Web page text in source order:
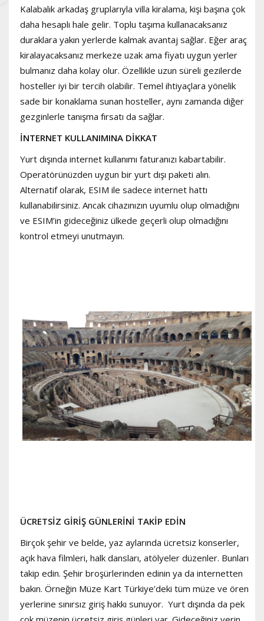
Kalabalık arkadaş gruplarıyla villa kiralama, kişi başına çok
daha hesaplı hale gelir. Toplu taşıma kullanacaksanız
duraklara yakın yerlerde kalmak avantaj sağlar. Eğer araç
kiralayacaksanız merkeze uzak ama fiyatı uygun yerler
bulmanız daha kolay olur. Özellikle uzun süreli gezilerde
hosteller iyi bir tercih olabilir. Temel ihtiyaçlara yönelik
sade bir konaklama sunan hosteller, aynı zamanda diğer
gezginlerle tanışma fırsatı da sağlar.
İNTERNET KULLANIMINA DİKKAT
Yurt dışında internet kullanımı faturanızı kabartabilir.
Operatörünüzden uygun bir yurt dışı paketi alın.
Alternatif olarak, ESIM ile sadece internet hattı
kullanabilirsiniz. Ancak cihazınızın uyumlu olup olmadığını
ve ESIM’in gideceğiniz ülkede geçerli olup olmadığını
kontrol etmeyi unutmayın.
ÜCRETSİZ GİRİŞ GÜNLERİNİ TAKİP EDİN
Birçok şehir ve belde, yaz aylarında ücretsiz konserler,
açık hava filmleri, halk dansları, atölyeler düzenler. Bunları
takip edin. Şehir broşürlerinden edinin ya da internetten
bakın. Örneğin Müze Kart Türkiye’deki tüm müze ve ören
yerlerine sınırsız giriş hakkı sunuyor. Yurt dışında da pek